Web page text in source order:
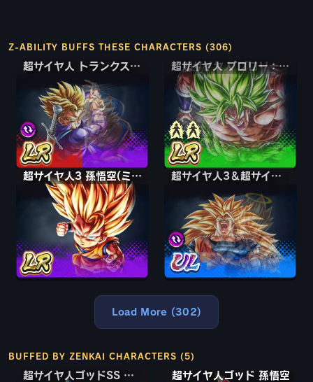
Z-ABILITY BUFFS THESE CHARACTERS (306)
超サイヤ人 トランクス：青年期＆孫悟飯
超サイヤ人 トランクス：青年期＆孫悟飯 超サイヤ人 ブロリー：フルパワー
超サイヤ人3 孫悟空(ミニ) 超サイヤ人3＆超サイヤ人2 孫悟空＆ベジータ
超サイヤ人3＆超サイヤ人2 孫悟空＆ベジータ
Load More (302)
BUFFED BY ZENKAI CHARACTERS (5)
超サイヤ人ゴッドSS 孫悟空＆ベジータ
超サイヤ人ゴッドSS 孫悟空＆ベジータ 超サイヤ人ゴッド 孫悟空